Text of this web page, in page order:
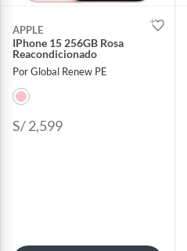
APPLE
IPhone 15 256GB Rosa
Reacondicionado
Por Global Renew PE
S/ 2,599